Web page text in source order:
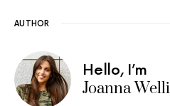
AUTHOR
Hello, I’m
Joanna